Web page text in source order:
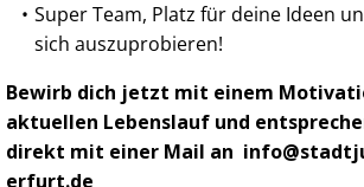
Super Team, Platz für deine Ideen
sich auszuprobieren!
Bewirb dich jetzt mit einem
aktuellen Lebenslauf und
direkt mit einer Mail an
erfurt.de